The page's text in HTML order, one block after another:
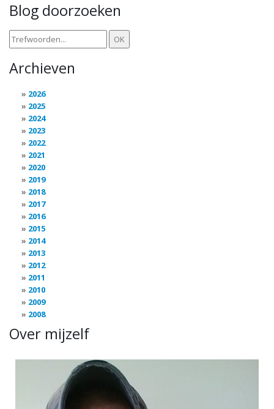
Blog doorzoeken
Archieven
2026
2025
2024
2023
2022
2021
2020
2019
2018
2017
2016
2015
2014
2013
2012
2011
2010
2009
2008
Over mijzelf